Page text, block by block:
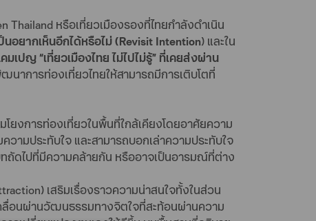
หรือเที่ยวเมืองรองที่ไทยกำลังดำเนิน
อยากเห็นอีกได้หรือไม่ (Revisit Intention) และใน
มเปญ “เที่ยวเมืองไทย ไม่ไปไม่รู้” ที่เคยส่งผ่าน
นาการท่องเที่ยวไทยให้สามารถมีการเติบโตที่
โยงการท่องเที่ยวในพื้นที่ใกล้เคียงโดยอาศัยความ
ามประทับใจ และสามารถบอกเล่าความประทับใจ
ถัดไปที่มีความคล้ายกัน หรืออาจเป็นอารมณ์ที่ต่าง
เสริมเรื่องราวความน่าสนใจทั้งในส่วน
อนผ่านวัฒนธรรมทางจิตใจที่สะท้อนผ่านความ